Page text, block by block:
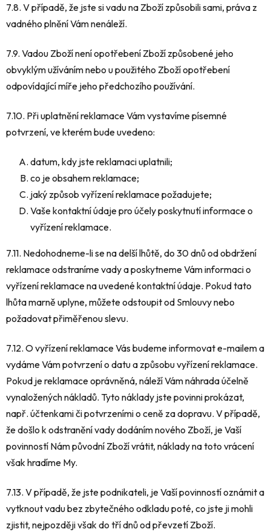
7.8. V případě, že jste si vadu na Zboží způsobili sami, práva z
vadného plnění Vám nenáleží.
7.9. Vadou Zboží není opotřebení Zboží způsobené jeho
obvyklým užíváním nebo u použitého Zboží opotřebení
odpovídající míře jeho předchozího používání.
7.10. Při uplatnění reklamace Vám vystavíme písemné
potvrzení, ve kterém bude uvedeno:
datum, kdy jste reklamaci uplatnili;
co je obsahem reklamace;
jaký způsob vyřízení reklamace požadujete;
Vaše kontaktní údaje pro účely poskytnutí informace o
vyřízení reklamace.
7.11. Nedohodneme-li se na delší lhůtě, do 30 dnů od obdržení
reklamace odstraníme vady a poskytneme Vám informaci o
vyřízení reklamace na uvedené kontaktní údaje. Pokud tato
lhůta marně uplyne, můžete odstoupit od Smlouvy nebo
požadovat přiměřenou slevu.
7.12. O vyřízení reklamace Vás budeme informovat e-mailem a
vydáme Vám potvrzení o datu a způsobu vyřízení reklamace.
Pokud je reklamace oprávněná, náleží Vám náhrada účelně
vynaložených nákladů. Tyto náklady jste povinni prokázat,
např. účtenkami či potvrzeními o ceně za dopravu. V případě,
že došlo k odstranění vady dodáním nového Zboží, je Vaší
povinností Nám původní Zboží vrátit, náklady na toto vrácení
však hradíme My.
7.13. V případě, že jste podnikateli, je Vaší povinností oznámit a
vytknout vadu bez zbytečného odkladu poté, co jste ji mohli
zjistit, nejpozději však do tří dnů od převzetí Zboží.